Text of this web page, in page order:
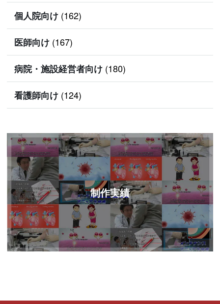
個人院向け (162)
医師向け (167)
病院・施設経営者向け (180)
看護師向け (124)
制作実績